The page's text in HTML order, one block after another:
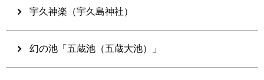
宇久神楽（宇久島神社）
幻の池「五蔵池（五蔵大池）」